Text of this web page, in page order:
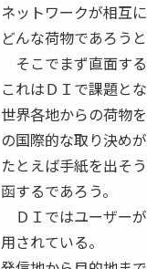
ネットワークが相互
どんな荷物であろう
そこでまず直面す
これはＤＩで課題と
世界各地からの荷物
の国際的な取り決めが
たとえば手紙を出そ
函するであろう。
ＤＩではユーザー
用されている。